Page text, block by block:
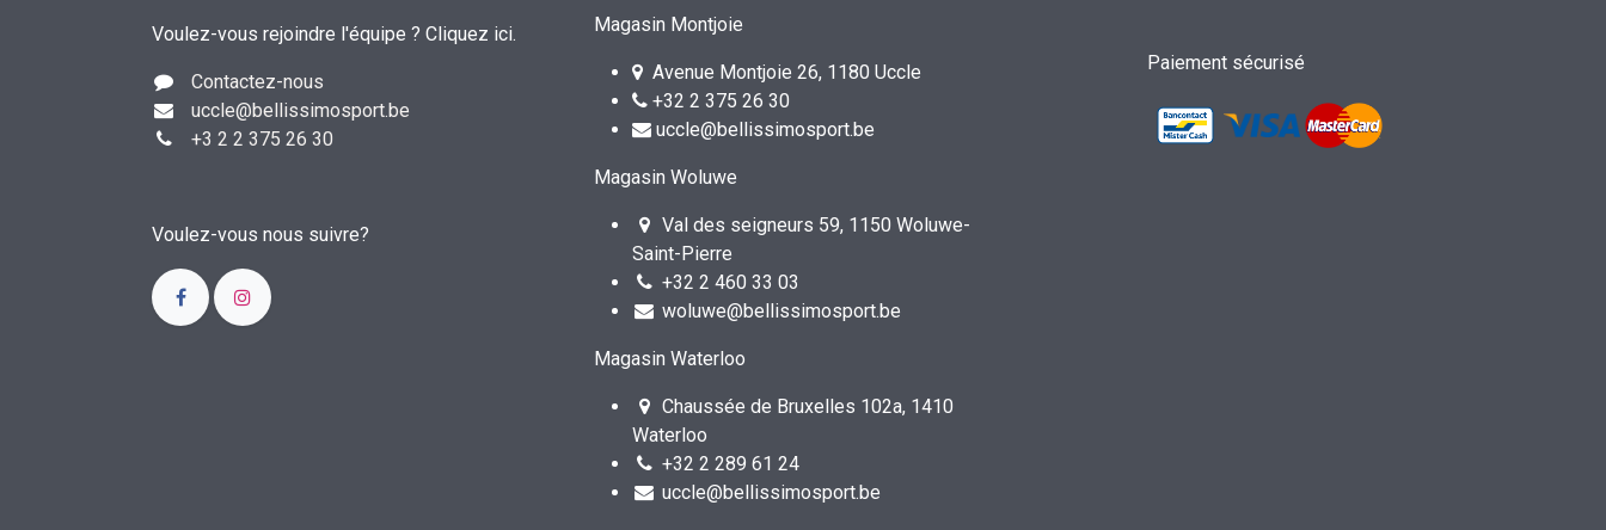
Paiement sécurisé
Magasin Montjoie
Avenue Montjoie 26, 1180 Uccle
+32 2 375 26 30
uccle@bellissimosport.be
Magasin Woluwe
Val des seigneurs 59, 1150 Woluwe-
Saint-Pierre
+32 2 460 33 03
woluwe@bellissimosport.be
Magasin Waterloo
Chaussée de Bruxelles 102a, 1410
Waterloo
+32 2 289 61 24
uccle@bellissimosport.be
Voulez-vous rejoindre l'équipe ? Cliquez ici.
Contactez-nous
uccle@bellissimosport.be
+3 2 2 375 26 30
Voulez-vous nous suivre?